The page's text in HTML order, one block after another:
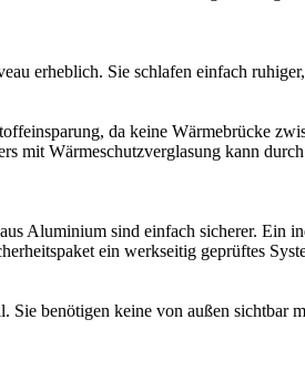
erheblich. Sie schlafen einfach
da keine Wärmebrücke
mit Wärmeschutzverglasung kann
Aluminium sind einfach sicherer. Ein
ein werkseitig geprüftes
benötigen keine von außen